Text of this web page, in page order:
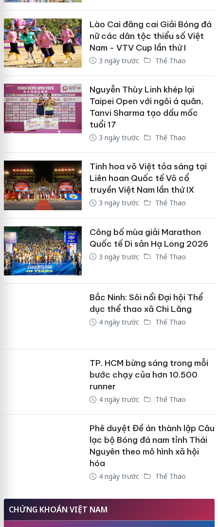
Lào Cai đăng cai Giải Bóng đá
nữ các dân tộc thiểu số Việt
Nam - VTV Cup lần thứ I
3 ngày trước Thể Thao
Nguyễn Thùy Linh khép lại
Taipei Open với ngôi á quân,
Tanvi Sharma tạo dấu mốc
tuổi 17
3 ngày trước Thể Thao
Tinh hoa võ Việt tỏa sáng tại
Liên hoan Quốc tế Võ cổ
truyền Việt Nam lần thứ IX
3 ngày trước Thể Thao
Công bố mùa giải Marathon
Quốc tế Di sản Hạ Long 2026
3 ngày trước Thể Thao
Bắc Ninh: Sôi nổi Đại hội Thể
dục thể thao xã Chi Lăng
4 ngày trước Thể Thao
TP. HCM bừng sáng trong mỗi
bước chạy của hơn 10.500
runner
4 ngày trước Thể Thao
Phê duyệt Đề án thành lập Câu
lạc bộ Bóng đá nam tỉnh Thái
Nguyên theo mô hình xã hội
hóa
4 ngày trước Thể Thao
CHỨNG KHOÁN VIỆT NAM